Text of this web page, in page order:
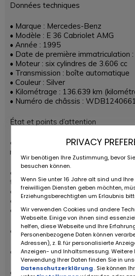
Données techniques
• Marque : Mercedes-Benz
• Modèle : E 36 Cabriolet AMG
• Année : 1995
• Date de première immatriculation
• Moteur : six cylindres de 3.606 cc
• Transmission : boîte automatique
• Couleur : Silver
• Kilométrage : 136.639 km
• Numéro de châssis :
État et points d’attention
• Restauration et originalité : bon
restauré
• Carrosserie : belle présentation,
traces d’utilisation
• Remarque : pare-chocs avant
• Remarque : rayures sur le pare-
• Remarque : cloques présentes sur
• Peinture : repeinte
• Dessous de caisse : original et
• Pneus : bon état, peuvent encore
PRIVACY
Wir benötigen Ihre Zustimmung, bevor
besuchen können.
Wenn Sie unter 16 Jahre alt sind und
freiwilligen Diensten geben möchten,
Erziehungsberechtigten um Erlaubnis
Wir verwenden Cookies und andere
Webseite. Einige von ihnen sind
helfen, diese Webseite und Ihre
Personenbezogene Daten können
Adressen), z. B. für personalisierte
Anzeigen- und Inhaltsmessung.
Verwendung Ihrer Daten finden Sie in
Datenschutzerklärung. Sie können